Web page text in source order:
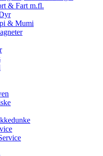
& Fart m.fl.
& Mumi